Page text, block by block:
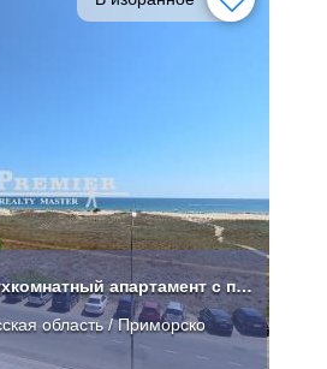
Уникальный двухкомнатный апартамент с прямым видом на море в метрах от
область / Приморско